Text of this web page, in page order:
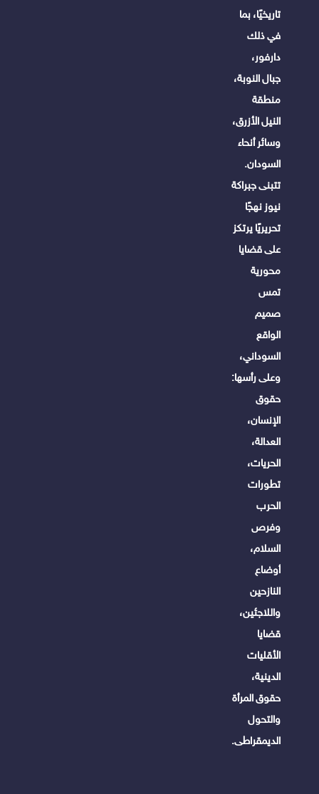
تاريخيًا، بما
في ذلك
دارفور،
جبال النوبة،
منطقة
النيل الأزرق،
وسائر أنحاء
السودان.
تتبنى جبراكة
نيوز نهجًا
تحريريًا يرتكز
على قضايا
محورية
تمس
صميم
الواقع
السوداني،
وعلى رأسها:
حقوق
الإنسان،
العدالة،
الحريات،
تطورات
الحرب
وفرص
السلام،
أوضاع
النازحين
واللاجئين،
قضايا
الأقليات
الدينية،
حقوق المرأة
والتحول
الديمقراطى.